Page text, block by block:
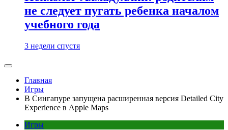
не следует пугать ребенка началом
учебного года
3 недели спустя
Главная
Игры
В Сингапуре запущена расширенная версия Detailed City
Experience в Apple Maps
Игры